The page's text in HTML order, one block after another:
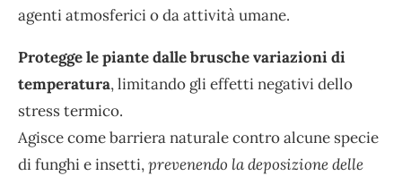
agenti atmosferici o da attività umane.
Protegge le piante dalle brusche variazioni di
temperatura, limitando gli effetti negativi dello
stress termico.
Agisce come barriera naturale contro alcune specie
di funghi e insetti,prevenendo la deposizione delle